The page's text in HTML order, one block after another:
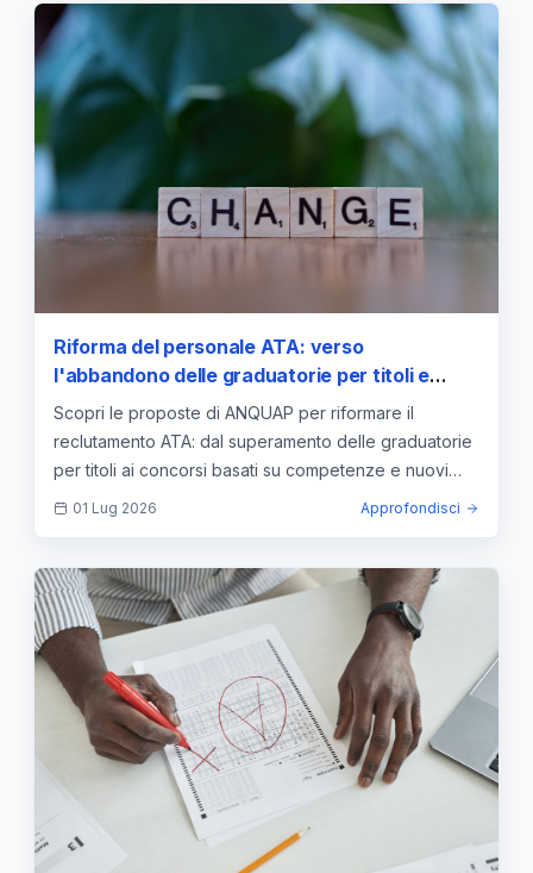
Riforma del personale ATA: verso
l'abbandono delle graduatorie per titoli e
l'introduzione di concorsi basati sulle
competenze
Scopri le proposte di ANQUAP per riformare il
reclutamento ATA: dal superamento delle graduatorie
per titoli ai concorsi basati su competenze e nuovi
posti DSGA.
01 Lug 2026 Approfondisci